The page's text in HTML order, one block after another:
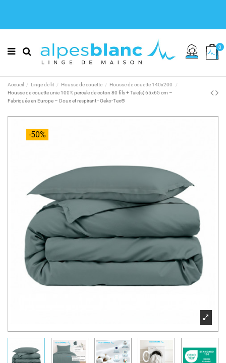
0
Accueil Linge de lit Housse de couette
Housse de couette 140x200
Housse de couette unie 100% percale de coton 80 fils + Taie(s) 65x65 cm –
Fabriquée en Europe – Doux et respirant - Oeko-Tex®
-50%